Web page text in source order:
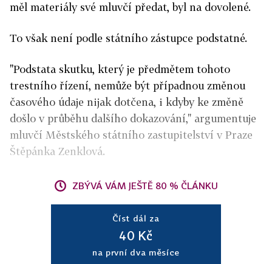
měl materiály své mluvčí předat, byl na dovolené.
To však není podle státního zástupce podstatné.
"Podstata skutku, který je předmětem tohoto
trestního řízení, nemůže být případnou změnou
časového údaje nijak dotčena, i kdyby ke změně
došlo v průběhu dalšího dokazování," argumentuje
mluvčí Městského státního zastupitelství v Praze
Štěpánka Zenklová.
ZBÝVÁ VÁM JEŠTĚ 80 % ČLÁNKU
Číst dál za
40 Kč
na první dva měsíce